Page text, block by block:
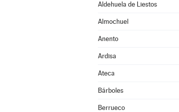
Aldehuela de Liestos
Almochuel
Anento
Ardisa
Ateca
Bárboles
Berrueco